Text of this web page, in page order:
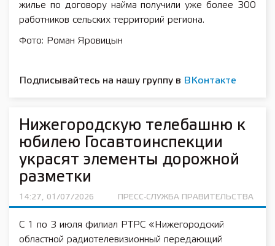
жилье по договору найма получили уже более 300
работников сельских территорий региона.
Фото: Роман Яровицын
Подписывайтесь на нашу группу в ВКонтакте
Нижегородскую телебашню к
юбилею Госавтоинспекции
украсят элементы дорожной
разметки
14:27, 01/07/2026 ПРЕСС-СЛУЖБА ПРАВИТЕЛЬСТВА
С 1 по 3 июля филиал РТРС «Нижегородский
областной радиотелевизионный передающий